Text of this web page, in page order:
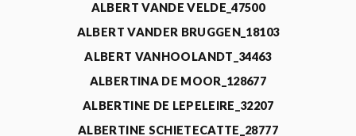
ALBERT VANDE VELDE_47500
ALBERT VANDER BRUGGEN_18103
ALBERT VANHOOLANDT_34463
ALBERTINA DE MOOR_128677
ALBERTINE DE LEPELEIRE_32207
ALBERTINE SCHIETECATTE_28777